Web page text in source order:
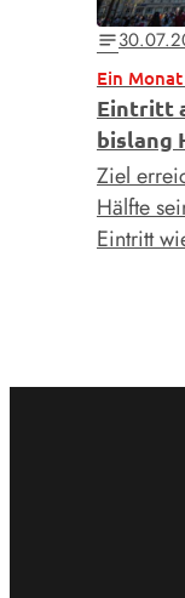
notes
Ein
Eintritt
bislang
Ziel
Hälfte
Eintritt